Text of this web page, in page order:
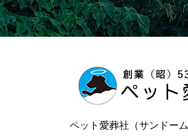
ペット愛葬社（サンドーム